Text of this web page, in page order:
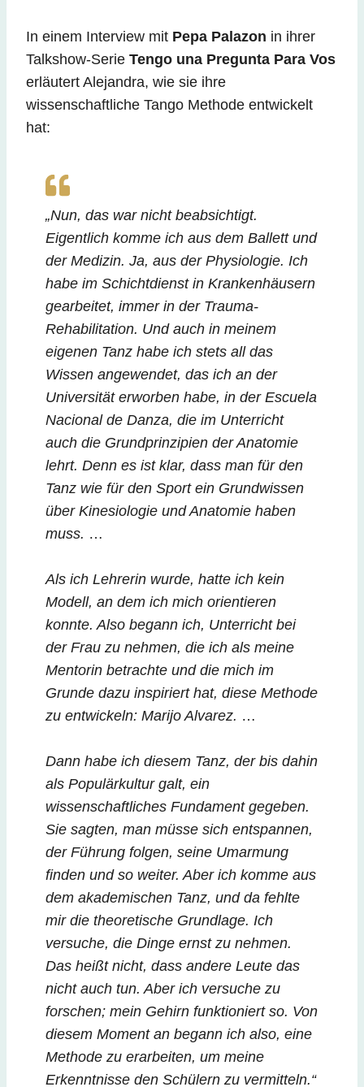
In einem Interview mit Pepa Palazon in ihrer
Talkshow-Serie Tengo una Pregunta Para Vos
erläutert Alejandra, wie sie ihre
wissenschaftliche Tango Methode entwickelt
hat:
„Nun, das war nicht beabsichtigt.
Eigentlich komme ich aus dem Ballett und
der Medizin. Ja, aus der Physiologie. Ich
habe im Schichtdienst in Krankenhäusern
gearbeitet, immer in der Trauma-
Rehabilitation. Und auch in meinem
eigenen Tanz habe ich stets all das
Wissen angewendet, das ich an der
Universität erworben habe, in der Escuela
Nacional de Danza, die im Unterricht
auch die Grundprinzipien der Anatomie
lehrt. Denn es ist klar, dass man für den
Tanz wie für den Sport ein Grundwissen
über Kinesiologie und Anatomie haben
muss. …
Als ich Lehrerin wurde, hatte ich kein
Modell, an dem ich mich orientieren
konnte. Also begann ich, Unterricht bei
der Frau zu nehmen, die ich als meine
Mentorin betrachte und die mich im
Grunde dazu inspiriert hat, diese Methode
zu entwickeln: Marijo Alvarez. …
Dann habe ich diesem Tanz, der bis dahin
als Populärkultur galt, ein
wissenschaftliches Fundament gegeben.
Sie sagten, man müsse sich entspannen,
der Führung folgen, seine Umarmung
finden und so weiter. Aber ich komme aus
dem akademischen Tanz, und da fehlte
mir die theoretische Grundlage. Ich
versuche, die Dinge ernst zu nehmen.
Das heißt nicht, dass andere Leute das
nicht auch tun. Aber ich versuche zu
forschen; mein Gehirn funktioniert so. Von
diesem Moment an begann ich also, eine
Methode zu erarbeiten, um meine
Erkenntnisse den Schülern zu vermitteln.“